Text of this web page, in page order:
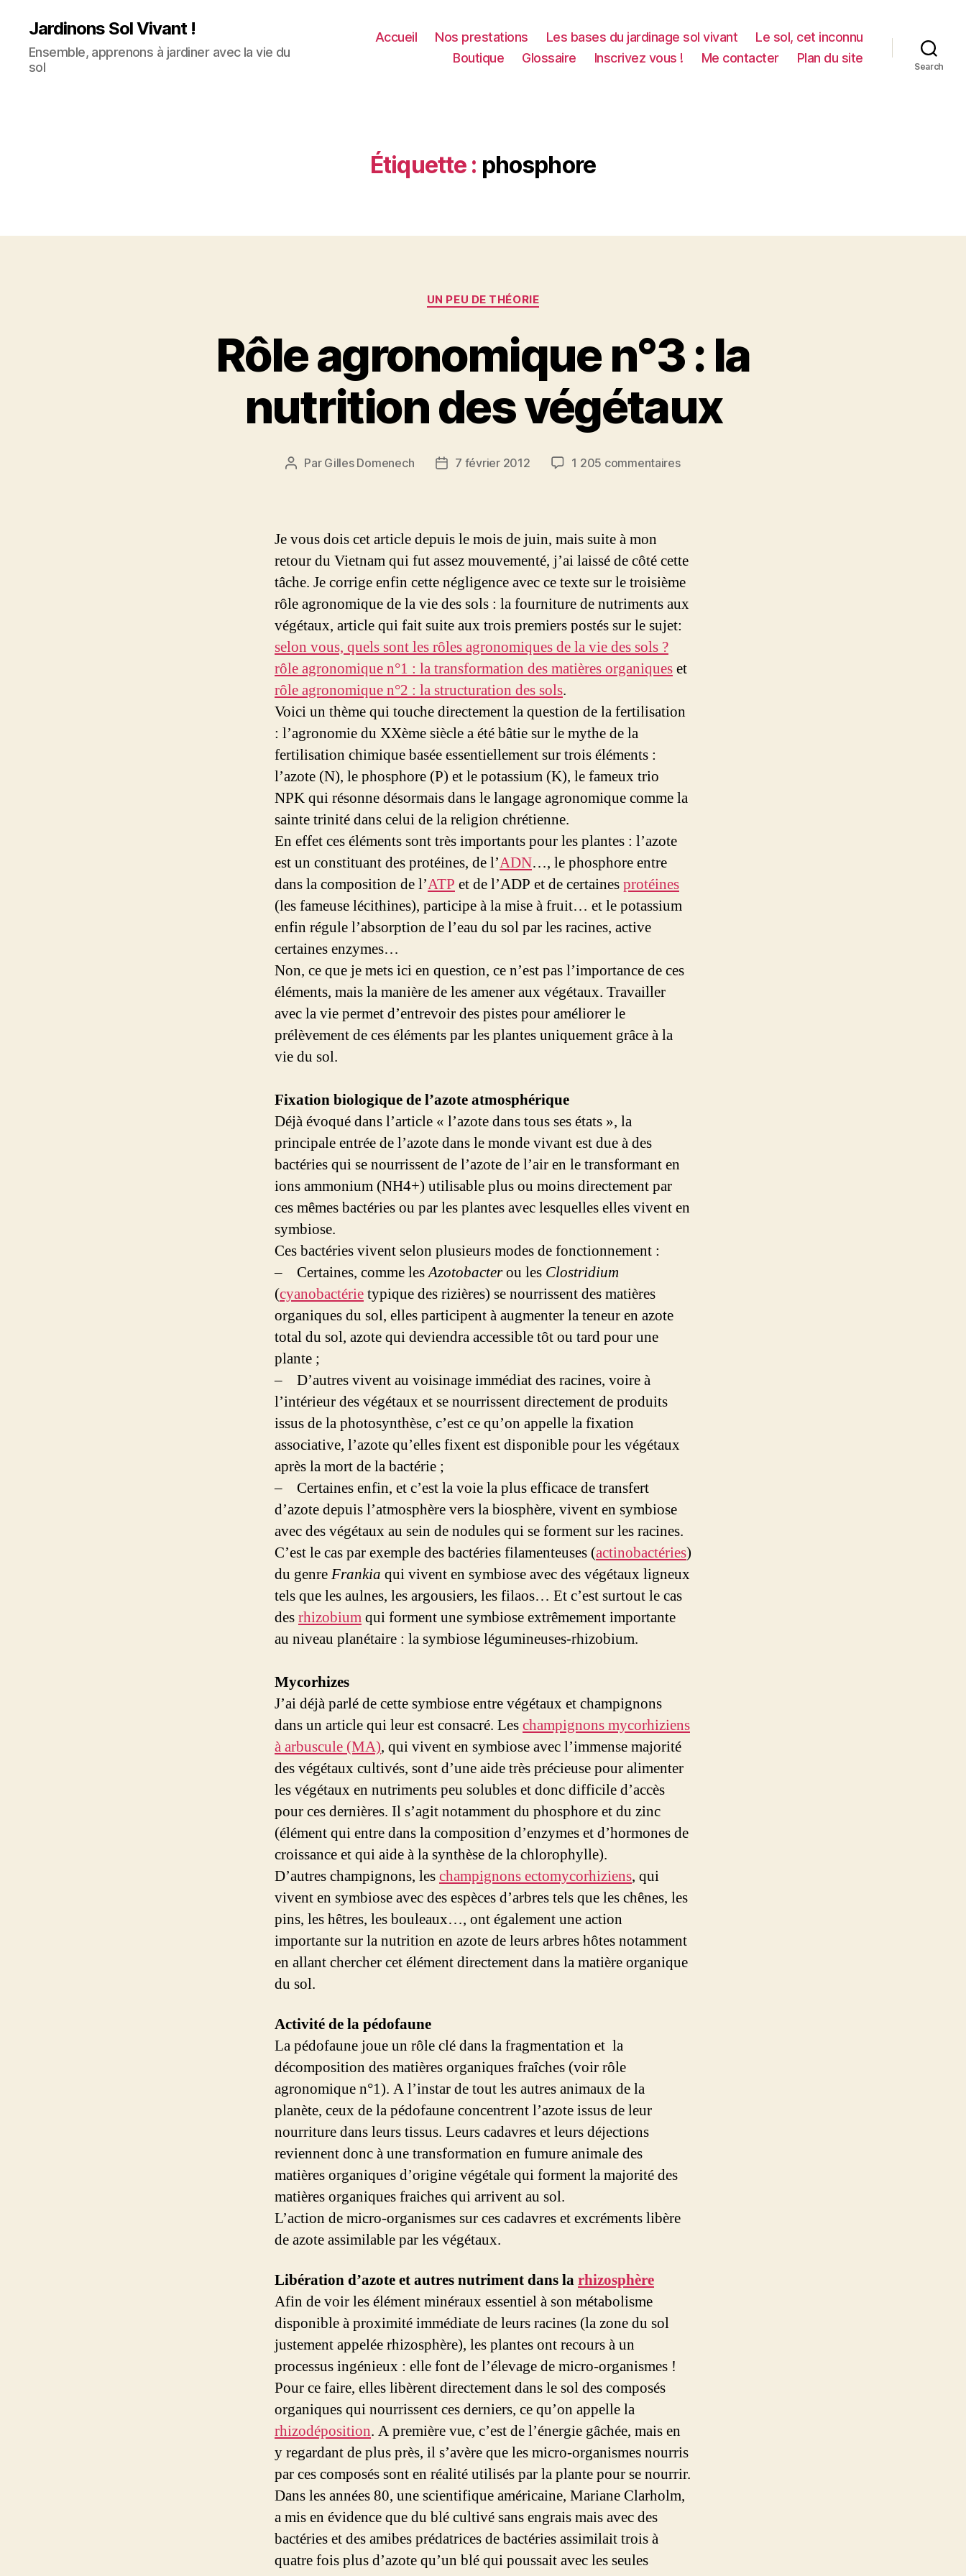
Jardinons Sol Vivant !
Ensemble, apprenons à jardiner avec la vie du
sol
Accueil Nos prestations Les bases du jardinage sol vivant
Le sol, cet inconnu
Boutique
Glossaire Inscrivez vous ! Me contacter Plan du site
Search
Étiquette : phosphore
Catégories
UN PEU DE THÉORIE
Rôle agronomique n°3 : la
nutrition des végétaux
Auteur
Par Gilles Domenech
Date7 février 2012 1 205 commentairessur
nutrition
des
végétaux
Je vous dois cet article depuis le mois de juin, mais suite à mon
retour du Vietnam qui fut assez mouvementé, j’ai laissé de côté cette
tâche. Je corrige enfin cette négligence avec ce texte sur le troisième
rôle agronomique de la vie des sols : la fourniture de nutriments aux
végétaux, article qui fait suite aux trois premiers postés sur le sujet:
selon vous, quels sont les rôles agronomiques de la vie des sols ?
rôle agronomique n°1 : la transformation des matières organiqueset
rôle agronomique n°2 : la structuration des sols.
Voici un thème qui touche directement la question de la fertilisation
: l’agronomie du XXème siècle a été bâtie sur le mythe de la
fertilisation chimique basée essentiellement sur trois éléments :
l’azote (N), le phosphore (P) et le potassium (K), le fameux trio
NPK qui résonne désormais dans le langage agronomique comme la
sainte trinité dans celui de la religion chrétienne.
En effet ces éléments sont très importants pour les plantes : l’azote
est un constituant des protéines, de l’ADN…, le phosphore entre
dans la composition de l’ATP et de l’ADP et de certainesprotéines
(les fameuse lécithines), participe à la mise à fruit… et le potassium
enfin régule l’absorption de l’eau du sol par les racines, active
certaines enzymes…
Non, ce que je mets ici en question, ce n’est pas l’importance de ces
éléments, mais la manière de les amener aux végétaux. Travailler
avec la vie permet d’entrevoir des pistes pour améliorer le
prélèvement de ces éléments par les plantes uniquement grâce à la
vie du sol.
Fixation biologique de l’azote atmosphérique
Déjà évoqué dans l’article « l’azote dans tous ses états », la
principale entrée de l’azote dans le monde vivant est due à des
bactéries qui se nourrissent de l’azote de l’air en le transformant en
ions ammonium (NH4+) utilisable plus ou moins directement par
ces mêmes bactéries ou par les plantes avec lesquelles elles vivent en
symbiose.
Ces bactéries vivent selon plusieurs modes de fonctionnement :
– Certaines, comme lesAzotobacterou les Clostridium
(cyanobactérietypique des rizières) se nourrissent des matières
organiques du sol, elles participent à augmenter la teneur en azote
total du sol, azote qui deviendra accessible tôt ou tard pour une
plante ;
– D’autres vivent au voisinage immédiat des racines, voire à
l’intérieur des végétaux et se nourrissent directement de produits
issus de la photosynthèse, c’est ce qu’on appelle la fixation
associative, l’azote qu’elles fixent est disponible pour les végétaux
après la mort de la bactérie ;
– Certaines enfin, et c’est la voie la plus efficace de transfert
d’azote depuis l’atmosphère vers la biosphère, vivent en symbiose
avec des végétaux au sein de nodules qui se forment sur les racines.
C’est le cas par exemple des bactéries filamenteuses (actinobactéries)
du genreFrankia qui vivent en symbiose avec des végétaux ligneux
tels que les aulnes, les argousiers, les filaos… Et c’est surtout le cas
desrhizobiumqui forment une symbiose extrêmement importante
au niveau planétaire : la symbiose légumineuses-rhizobium.
Mycorhizes
J’ai déjà parlé de cette symbiose entre végétaux et champignons
dans un article qui leur est consacré. Leschampignons mycorhiziens
à arbuscule (MA), qui vivent en symbiose avec l’immense majorité
des végétaux cultivés, sont d’une aide très précieuse pour alimenter
les végétaux en nutriments peu solubles et donc difficile d’accès
pour ces dernières. Il s’agit notamment du phosphore et du zinc
(élément qui entre dans la composition d’enzymes et d’hormones de
croissance et qui aide à la synthèse de la chlorophylle).
D’autres champignons, leschampignons ectomycorhiziens, qui
vivent en symbiose avec des espèces d’arbres tels que les chênes, les
pins, les hêtres, les bouleaux…, ont également une action
importante sur la nutrition en azote de leurs arbres hôtes notamment
en allant chercher cet élément directement dans la matière organique
du sol.
Activité de la pédofaune
La pédofaune joue un rôle clé dans la fragmentation et la
décomposition des matières organiques fraîches (voir rôle
agronomique n°1). A l’instar de tout les autres animaux de la
planète, ceux de la pédofaune concentrent l’azote issus de leur
nourriture dans leurs tissus. Leurs cadavres et leurs déjections
reviennent donc à une transformation en fumure animale des
matières organiques d’origine végétale qui forment la majorité des
matières organiques fraiches qui arrivent au sol.
L’action de micro-organismes sur ces cadavres et excréments libère
de azote assimilable par les végétaux.
Libération d’azote et autres nutriment dans larhizosphère
Afin de voir les élément minéraux essentiel à son métabolisme
disponible à proximité immédiate de leurs racines (la zone du sol
justement appelée rhizosphère), les plantes ont recours à un
processus ingénieux : elle font de l’élevage de micro-organismes !
Pour ce faire, elles libèrent directement dans le sol des composés
organiques qui nourrissent ces derniers, ce qu’on appelle la
rhizodéposition. A première vue, c’est de l’énergie gâchée, mais en
y regardant de plus près, il s’avère que les micro-organismes nourris
par ces composés sont en réalité utilisés par la plante pour se nourrir.
Dans les années 80, une scientifique américaine, Mariane Clarholm,
a mis en évidence que du blé cultivé sans engrais mais avec des
bactéries et des amibes prédatrices de bactéries assimilait trois à
quatre fois plus d’azote qu’un blé qui poussait avec les seules